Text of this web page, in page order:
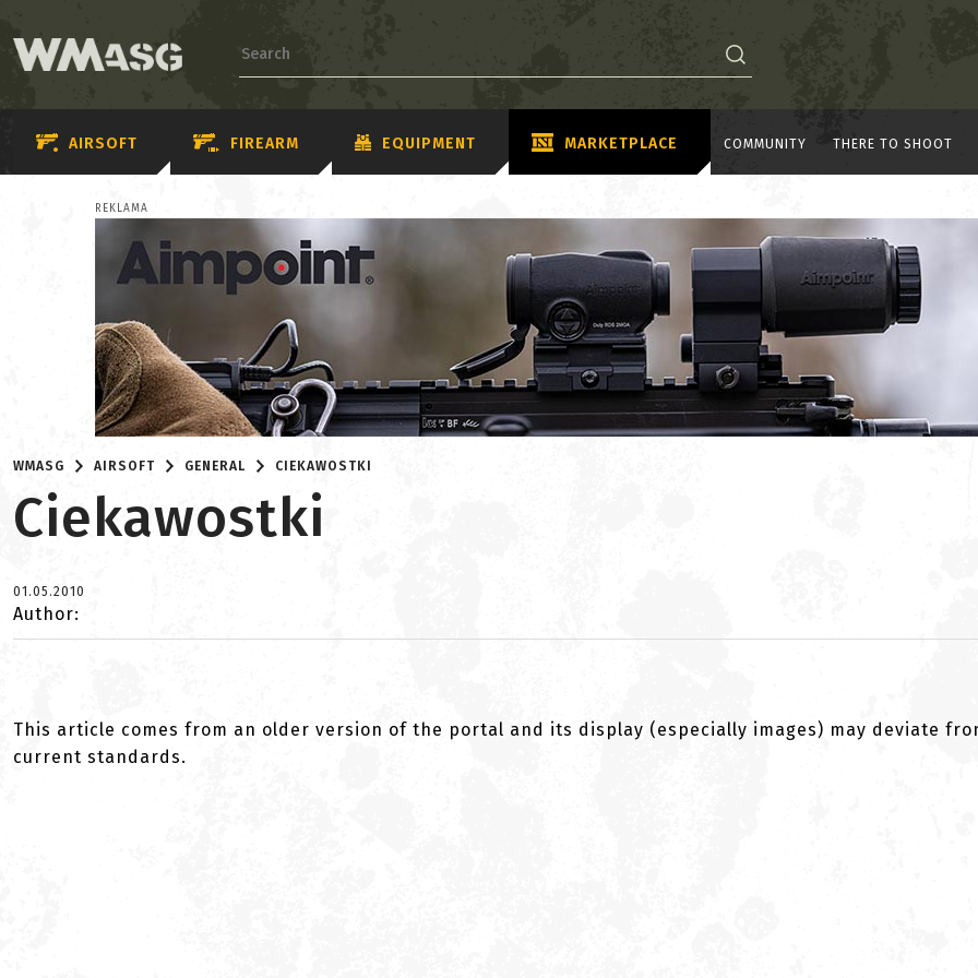
AIRSOFT FIREARM EQUIPMENT MARKETPLACE COMMUNITY THERE TO SHOOT
REKLAMA
WMASG AIRSOFT GENERAL CIEKAWOSTKI
Ciekawostki
01.05.2010
Author:
This article comes from an older version of the portal and its display (especially images) may deviate
current standards.